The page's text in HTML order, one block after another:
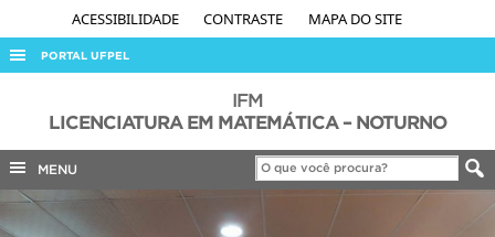
ACESSIBILIDADE CONTRASTE MAPA DO SITE
PORTAL UFPEL
AUDITORIA
COBALTO
CONCURSOS
IFM
LICENCIATURA EM MATEMÁTICA – NOTURNO
MENU